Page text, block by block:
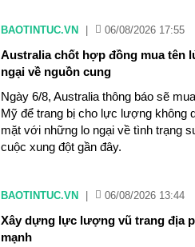
BAOTINTUC.VN 06/08/2026 17:55
Australia chốt hợp đồng mua tên
ngại về nguồn cung
Ngày 6/8, Australia thông báo sẽ
Mỹ để trang bị cho lực lượng không
mặt với những lo ngại về tình trạng
cuộc xung đột gần đây.
BAOTINTUC.VN 06/08/2026 13:44
Xây dựng lực lượng vũ trang địa
mạnh